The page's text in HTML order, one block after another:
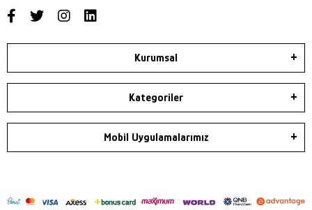
Kurumsal
Kategoriler
Mobil Uygulamalarımız